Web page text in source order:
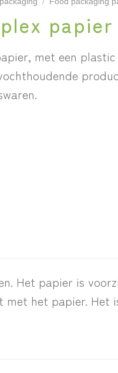
met een
Het papier is
het papier. Het